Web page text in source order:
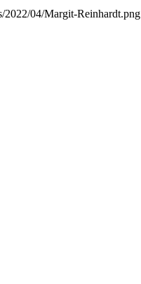
2022/04/Margit-Reinhardt.png